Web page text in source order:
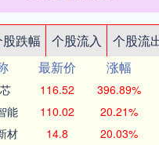
跌幅 个股流入 个股流
最新价 涨幅
116.52 396.89%
能 110.02 20.21%
材 14.8 20.03%